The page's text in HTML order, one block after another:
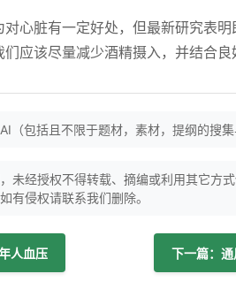
心脏有一定好处，但最新研究表明
应该尽量减少酒精摄入，并结合良
（包括且不限于题材，素材，提纲的搜集
未经授权不得转载、摘编或利用其它方式
有侵权请联系我们删除。
人血压